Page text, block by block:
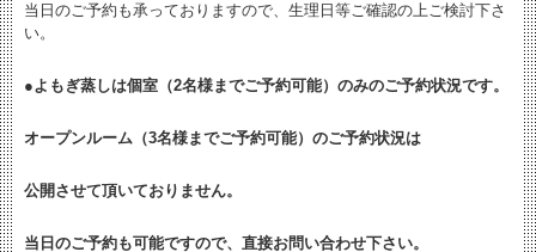
当日のご予約も承っておりますので、生理日等ご確認の上ご検討下さ
い。
●よもぎ蒸しは個室（2名様までご予約可能）のみのご予約状況です。
オープンルーム（3名様までご予約可能）のご予約状況は
公開させて頂いておりません。
当日のご予約も可能ですので、直接お問い合わせ下さい。